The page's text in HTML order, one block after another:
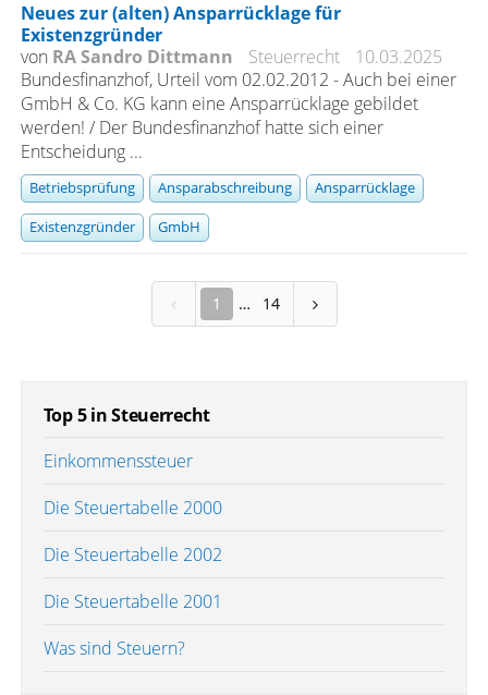
Neues zur (alten) Ansparrücklage für
Existenzgründer
von RA Sandro Dittmann Steuerrecht
10.03.2025
Bundesfinanzhof, Urteil vom 02.02.2012 - Auch bei einer
GmbH & Co. KG kann eine Ansparrücklage gebildet
werden! / Der Bundesfinanzhof hatte sich einer
Entscheidung ...
Betriebsprüfung Ansparabschreibung Ansparrücklage
Existenzgründer GmbH
1 14
Top 5 in Steuerrecht
Einkommenssteuer
Die Steuertabelle 2000
Die Steuertabelle 2002
Die Steuertabelle 2001
Was sind Steuern?